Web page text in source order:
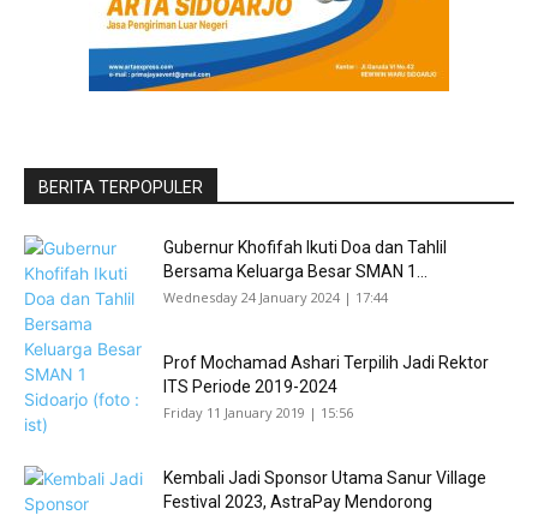
BERITA TERPOPULER
Gubernur Khofifah Ikuti Doa dan Tahlil
Bersama Keluarga Besar SMAN 1...
Wednesday 24 January 2024 | 17:44
Prof Mochamad Ashari Terpilih Jadi Rektor
ITS Periode 2019-2024
Friday 11 January 2019 | 15:56
Kembali Jadi Sponsor Utama Sanur Village
Festival 2023, AstraPay Mendorong